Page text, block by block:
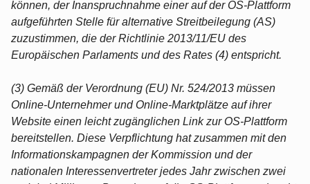
können, der Inanspruchnahme einer auf der OS-Plattform
aufgeführten Stelle für alternative Streitbeilegung (AS)
zuzustimmen, die der Richtlinie 2013/11/EU des
Europäischen Parlaments und des Rates (4) entspricht.
(3) Gemäß der Verordnung (EU) Nr. 524/2013 müssen
Online-Unternehmer und Online-Marktplätze auf ihrer
Website einen leicht zugänglichen Link zur OS-Plattform
bereitstellen. Diese Verpflichtung hat zusammen mit den
Informationskampagnen der Kommission und der
nationalen Interessenvertreter jedes Jahr zwischen zwei